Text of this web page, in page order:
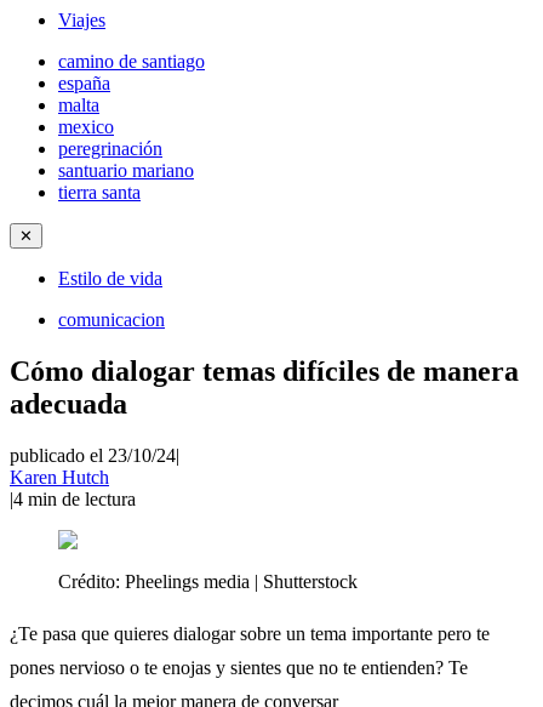
Viajes
camino de santiago
españa
malta
mexico
peregrinación
santuario mariano
tierra santa
✕
Estilo de vida
comunicacion
Cómo dialogar temas difíciles de manera
adecuada
publicado el 23/10/24|
Karen Hutch
|4 min de lectura
Crédito: Pheelings media | Shutterstock
¿Te pasa que quieres dialogar sobre un tema importante pero te
pones nervioso o te enojas y sientes que no te entienden? Te
decimos cuál la mejor manera de conversar